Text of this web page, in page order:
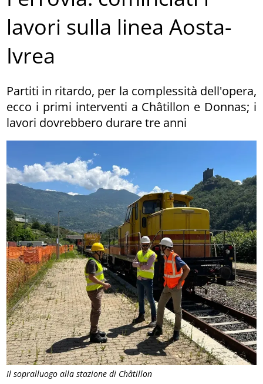
Il sopralluogo alla stazione di Châtillon
lavori sulla linea Aosta-
Ivrea
Partiti in ritardo, per la complessità dell'opera,
ecco i primi interventi a Châtillon e Donnas; i
lavori dovrebbero durare tre anni